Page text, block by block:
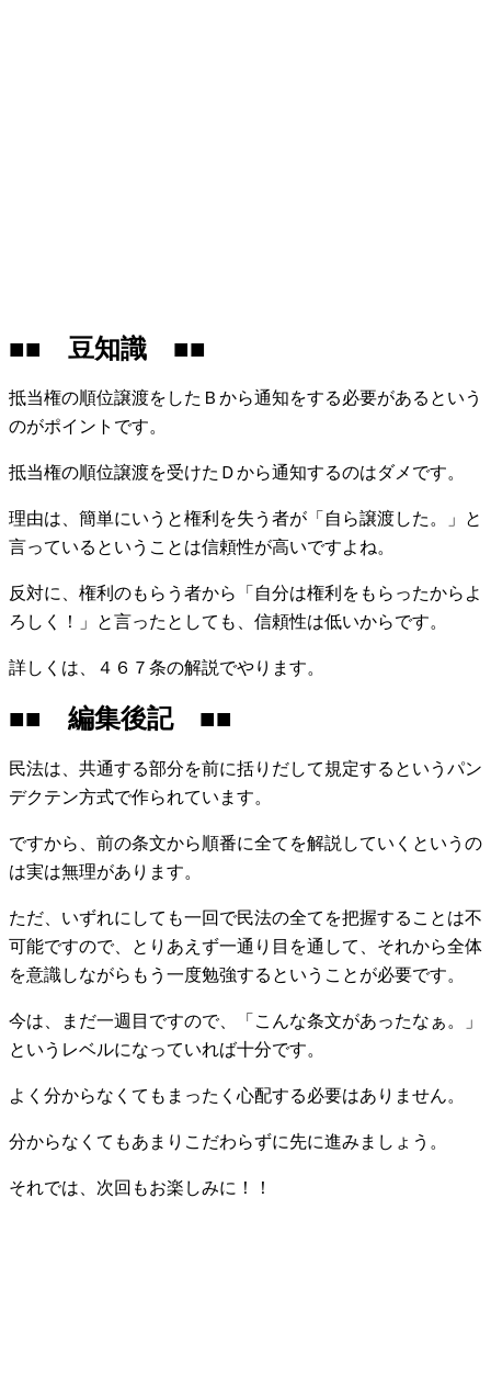
■■ 豆知識 ■■
抵当権の順位譲渡をしたＢから通知をする必要があるという
のがポイントです。
抵当権の順位譲渡を受けたＤから通知するのはダメです。
理由は、簡単にいうと権利を失う者が「自ら譲渡した。」と
言っているということは信頼性が高いですよね。
反対に、権利のもらう者から「自分は権利をもらったからよ
ろしく！」と言ったとしても、信頼性は低いからです。
詳しくは、４６７条の解説でやります。
■■ 編集後記 ■■
民法は、共通する部分を前に括りだして規定するというパン
デクテン方式で作られています。
ですから、前の条文から順番に全てを解説していくというの
は実は無理があります。
ただ、いずれにしても一回で民法の全てを把握することは不
可能ですので、とりあえず一通り目を通して、それから全体
を意識しながらもう一度勉強するということが必要です。
今は、まだ一週目ですので、「こんな条文があったなぁ。」
というレベルになっていれば十分です。
よく分からなくてもまったく心配する必要はありません。
分からなくてもあまりこだわらずに先に進みましょう。
それでは、次回もお楽しみに！！